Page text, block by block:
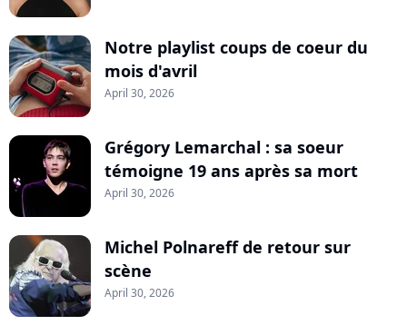
Notre playlist coups de coeur du
mois d'avril
April 30, 2026
Grégory Lemarchal : sa soeur
témoigne 19 ans après sa mort
April 30, 2026
Michel Polnareff de retour sur
scène
April 30, 2026